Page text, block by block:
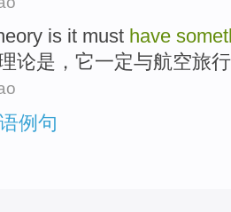
is it must have
论是 ， 它一定与航空旅
例句